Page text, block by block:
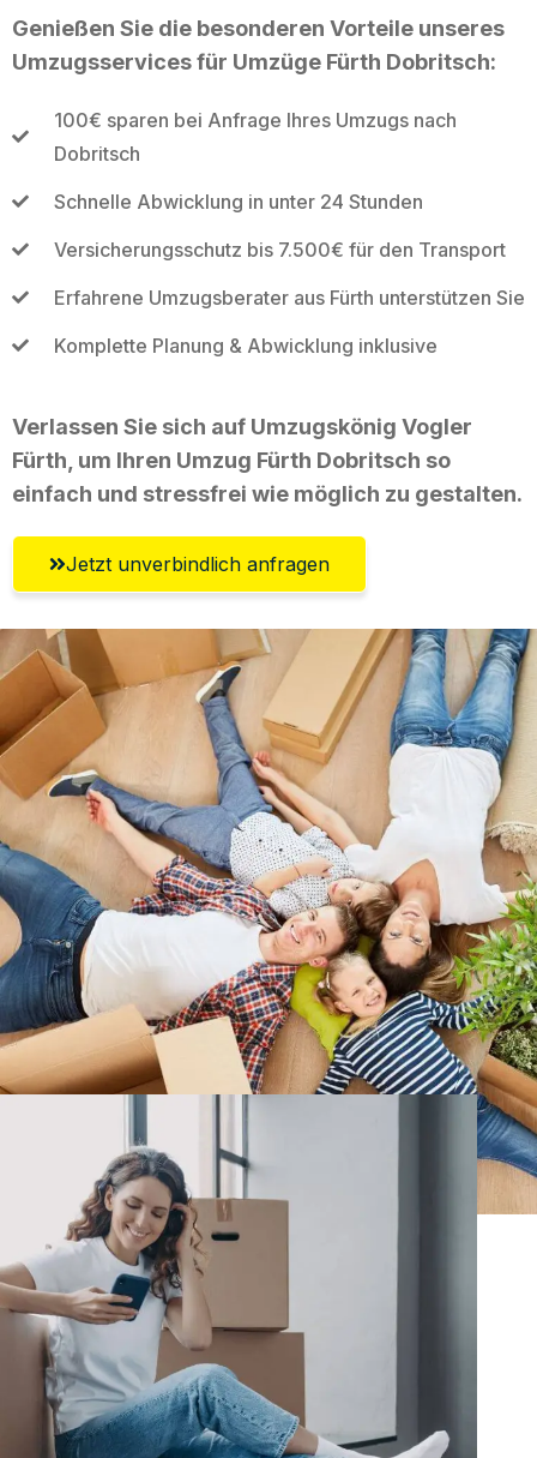
Genießen Sie die besonderen Vorteile unseres
Umzugsservices für Umzüge Fürth Dobritsch:
100€ sparen bei Anfrage Ihres Umzugs nach
Dobritsch
Schnelle Abwicklung in unter 24 Stunden
Versicherungsschutz bis 7.500€ für den Transport
Erfahrene Umzugsberater aus Fürth unterstützen Sie
Komplette Planung & Abwicklung inklusive
Verlassen Sie sich auf Umzugskönig Vogler
Fürth, um Ihren Umzug Fürth Dobritsch so
einfach und stressfrei wie möglich zu gestalten.
Jetzt unverbindlich anfragen